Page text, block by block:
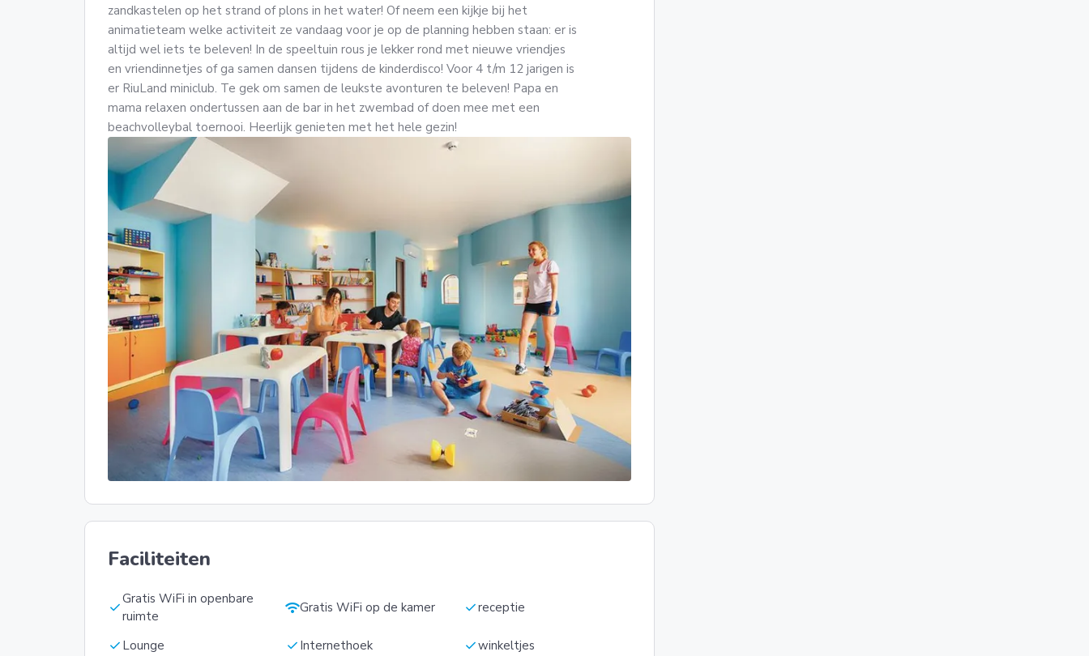
zandkastelen op het strand of plons in het water! Of neem een kijkje bij het
animatieteam welke activiteit ze vandaag voor je op de planning hebben staan: er is
altijd wel iets te beleven! In de speeltuin rous je lekker rond met nieuwe vriendjes
en vriendinnetjes of ga samen dansen tijdens de kinderdisco! Voor 4 t/m 12 jarigen is
er RiuLand miniclub. Te gek om samen de leukste avonturen te beleven! Papa en
mama relaxen ondertussen aan de bar in het zwembad of doen mee met een
beachvolleybal toernooi. Heerlijk genieten met het hele gezin!
Faciliteiten
checkGratis WiFi in openbare
ruimte
wifiGratis WiFi op de kamer checkreceptie
check Lounge check Internethoek checkwinkeltjes